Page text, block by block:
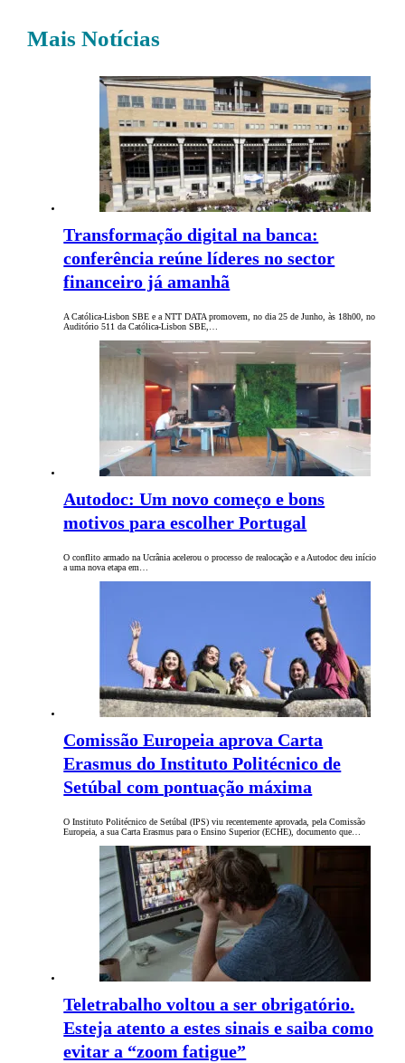
Mais Notícias
Transformação digital na banca:
conferência reúne líderes no sector
financeiro já amanhã
A Católica-Lisbon SBE e a NTT DATA promovem, no dia 25 de Junho, às 18h00, no
Auditório 511 da Católica-Lisbon SBE,…
Autodoc: Um novo começo e bons
motivos para escolher Portugal
O conflito armado na Ucrânia acelerou o processo de realocação e a Autodoc deu início
a uma nova etapa em…
Comissão Europeia aprova Carta
Erasmus do Instituto Politécnico de
Setúbal com pontuação máxima
O Instituto Politécnico de Setúbal (IPS) viu recentemente aprovada, pela Comissão
Europeia, a sua Carta Erasmus para o Ensino Superior (ECHE), documento que…
Teletrabalho voltou a ser obrigatório.
Esteja atento a estes sinais e saiba como
evitar a “zoom fatigue”